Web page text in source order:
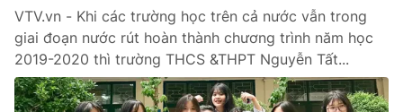
VTV.vn - Khi các trường học trên cả nước vẫn trong
giai đoạn nước rút hoàn thành chương trình năm học
2019-2020 thì trường THCS &THPT Nguyễn Tất...